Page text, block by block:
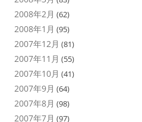
2008年2月 (62)
2008年1月 (95)
2007年12月 (81)
2007年11月 (55)
2007年10月 (41)
2007年9月 (64)
2007年8月 (98)
2007年7月 (97)